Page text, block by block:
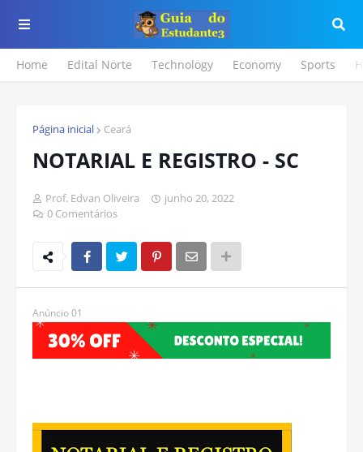
Home Edital Norte Technology Economy Sports
Página inicial Ceará
NOTARIAL E REGISTRO - SC
Prof. Edvan Oliveira
junho 20, 2022
0 Comentários
Anúncio 01